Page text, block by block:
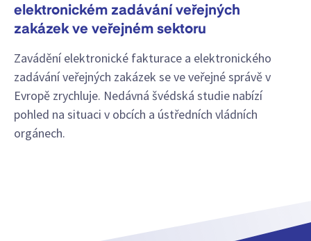
elektronickém zadávání veřejných
zakázek ve veřejném sektoru
Zavádění elektronické fakturace a elektronického
zadávání veřejných zakázek se ve veřejné správě v
Evropě zrychluje. Nedávná švédská studie nabízí
pohled na situaci v obcích a ústředních vládních
orgánech.